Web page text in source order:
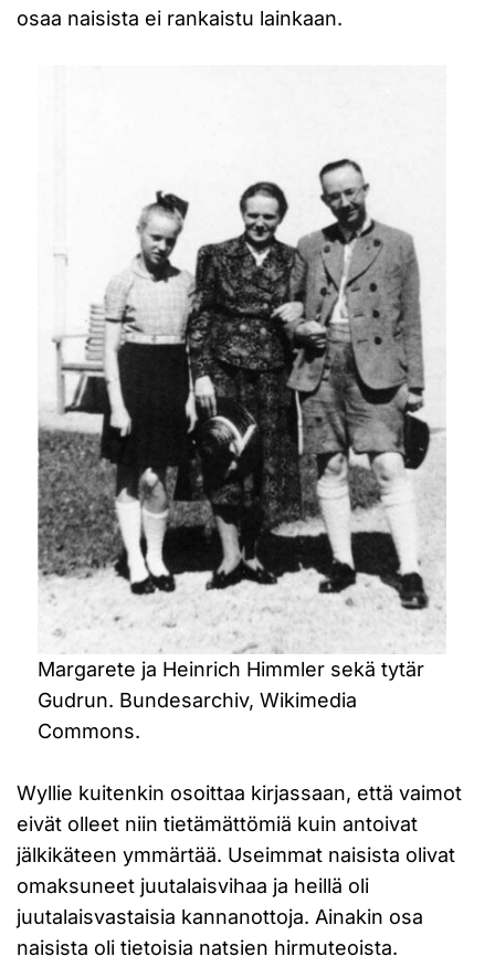
osaa naisista ei rankaistu lainkaan.
Margarete ja Heinrich Himmler sekä tytär
Gudrun. Bundesarchiv, Wikimedia
Commons.
Wyllie kuitenkin osoittaa kirjassaan, että vaimot
eivät olleet niin tietämättömiä kuin antoivat
jälkikäteen ymmärtää. Useimmat naisista olivat
omaksuneet juutalaisvihaa ja heillä oli
juutalaisvastaisia kannanottoja. Ainakin osa
naisista oli tietoisia natsien hirmuteoista.